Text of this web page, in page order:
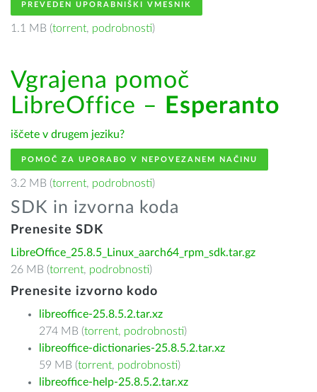
PREVEDEN UPORABNIŠKI VMESNIK
1.1 MB (torrent, podrobnosti)
Vgrajena pomoč
LibreOffice –
Esperanto
iščete v drugem jeziku?
POMOČ ZA UPORABO V NEPOVEZANEM NAČINU
3.2 MB (torrent, podrobnosti)
SDK in izvorna koda
Prenesite SDK
LibreOffice_25.8.5_Linux_aarch64_rpm_sdk.tar.gz
26 MB (torrent, podrobnosti)
Prenesite izvorno kodo
libreoffice-25.8.5.2.tar.xz
274 MB (torrent, podrobnosti)
libreoffice-dictionaries-25.8.5.2.tar.xz
59 MB (torrent, podrobnosti)
libreoffice-help-25.8.5.2.tar.xz